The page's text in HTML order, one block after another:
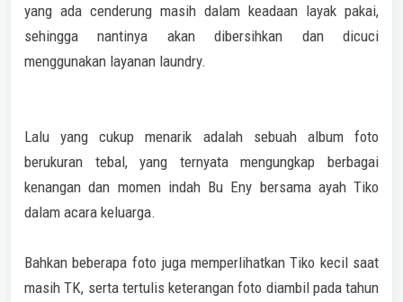
yang ada cenderung masih dalam keadaan layak pakai,
sehingga nantinya akan dibersihkan dan dicuci
menggunakan layanan laundry.
Lalu yang cukup menarik adalah sebuah album foto
berukuran tebal, yang ternyata mengungkap berbagai
kenangan dan momen indah Bu Eny bersama ayah Tiko
dalam acara keluarga.
Bahkan beberapa foto juga memperlihatkan Tiko kecil saat
masih TK, serta tertulis keterangan foto diambil pada tahun